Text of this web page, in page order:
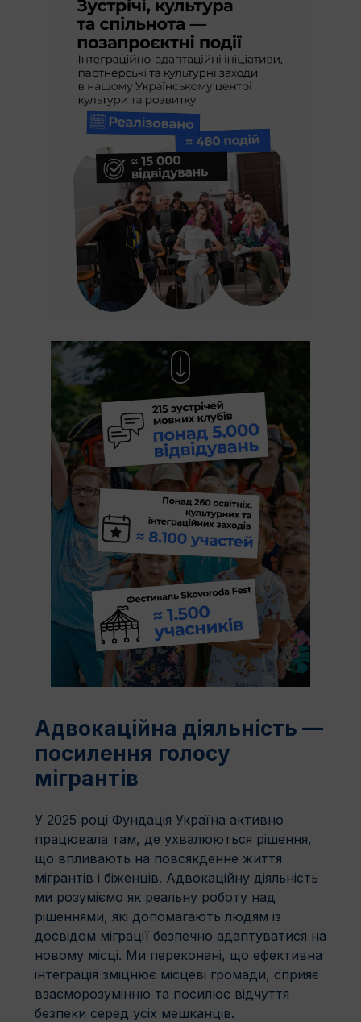
Адвокаційна діяльність —
посилення голосу
мігрантів
У 2025 році Фундація Україна активно
працювала там, де ухвалюються рішення,
що впливають на повсякденне життя
мігрантів і біженців. Адвокаційну діяльність
ми розуміємо як реальну роботу над
рішеннями, які допомагають людям із
досвідом міграції безпечно адаптуватися на
новому місці. Ми переконані, що ефективна
інтеграція зміцнює місцеві громади, сприяє
взаєморозумінню та посилює відчуття
безпеки серед усіх мешканців.